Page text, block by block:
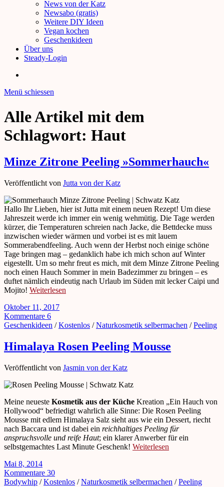
News von der Katz
Newsabo (gratis)
Weitere DIY Ideen
Vegan kochen
Geschenkideen
Über uns
Steady-Login
Menü schiessen
Alle Artikel mit dem
Schlagwort: Haut
Minze Zitrone Peeling »Sommerhauch«
Veröffentlicht von Jutta von der Katz
Hallo Ihr Lieben, hier ist Jutta mit einem neuen Rezept! Um diese
Jahreszeit werde ich immer ein wenig wehmütig. Die Tage werden
kürzer, die Temperaturen schreien nach Jacke, die Bettdecke muss
inzwischen wieder wärmen und vorbei ist es mit lauem
Sommerabendfeeling. Auch wenn der Herbst noch einige schöne
Tage bringen mag – gedanklich habe ich mich schon auf Winter
eigestellt. Um so mehr freut es mich, mit dem Minze Zitrone Peeling
noch einen Hauch Sommer in mein Badezimmer zu bringen – es
duftet nämlich eindeutig nach Urlaub im Süden mit lecker Caipi und
Mojito! Weiterlesen
Oktober 11, 2017
Kommentare 6
Geschenkideen /Kostenlos /Naturkosmetik selbermachen /Peeling
Himalaya Rosen Peeling Mousse
Veröffentlicht von Jasmin von der Katz
Meine neueste Kosmetik aus der Küche Kreation „Ein Hauch von
Hollywood“ befriedigt wahrlich alle Sinne: Die Rosen Peeling
Mousse mit edlem Himalaya Salz sieht aus wie ein Dessert, riecht
nach Baccara und ist dabei ein reichhaltiges Peeling für
anspruchsvolle und reife Haut; ein klarer Anwerber für ein
selbstgemachtes Last Minute Geschenk! Weiterlesen
Mai 8, 2014
Kommentare 30
Bodywhip /Kostenlos /Naturkosmetik selbermachen /Peeling